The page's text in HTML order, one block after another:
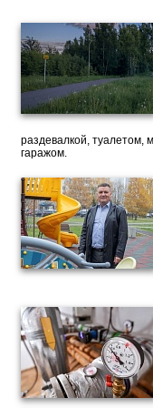
раздевалкой, туалетом,
гаражом.